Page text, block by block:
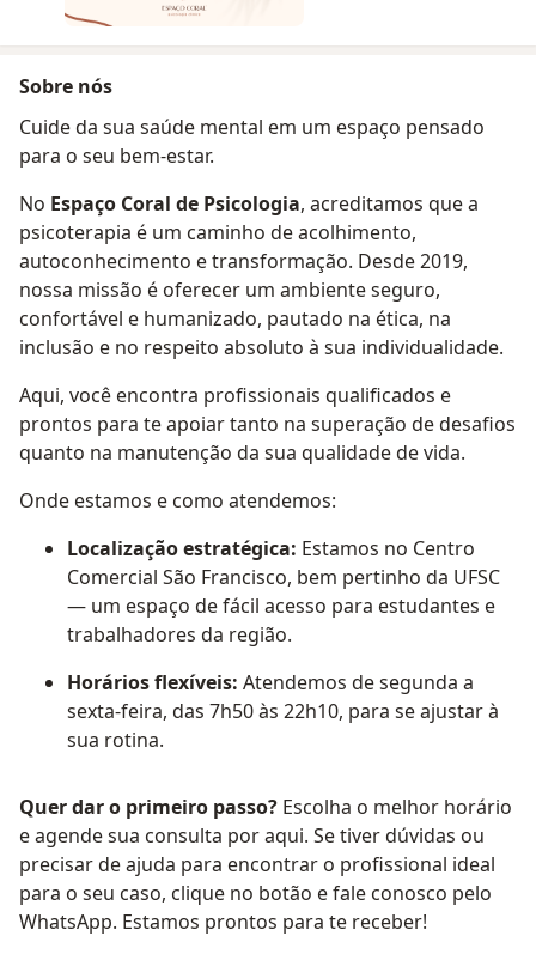
Sobre nós
Cuide da sua saúde mental em um espaço pensado
para o seu bem-estar.
No Espaço Coral de Psicologia, acreditamos que a
psicoterapia é um caminho de acolhimento,
autoconhecimento e transformação. Desde 2019,
nossa missão é oferecer um ambiente seguro,
confortável e humanizado, pautado na ética, na
inclusão e no respeito absoluto à sua individualidade.
Aqui, você encontra profissionais qualificados e
prontos para te apoiar tanto na superação de desafios
quanto na manutenção da sua qualidade de vida.
Onde estamos e como atendemos:
Localização estratégica: Estamos no Centro
Comercial São Francisco, bem pertinho da UFSC
— um espaço de fácil acesso para estudantes e
trabalhadores da região.
Horários flexíveis: Atendemos de segunda a
sexta-feira, das 7h50 às 22h10, para se ajustar à
sua rotina.
Quer dar o primeiro passo? Escolha o melhor horário
e agende sua consulta por aqui. Se tiver dúvidas ou
precisar de ajuda para encontrar o profissional ideal
para o seu caso, clique no botão e fale conosco pelo
WhatsApp. Estamos prontos para te receber!